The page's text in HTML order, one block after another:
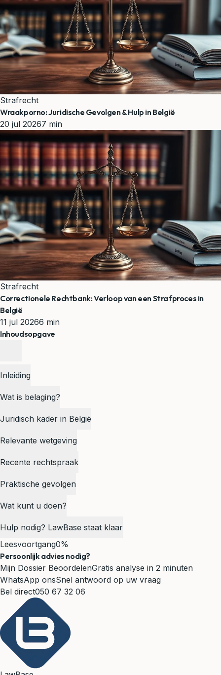
Strafrecht
Wraakporno: Juridische Gevolgen & Hulp in België
20 jul 20267 min
Strafrecht
Correctionele Rechtbank: Verloop van een Strafproces in
België
11 jul 20266 min
Inhoudsopgave
Inleiding
Wat is belaging?
Juridisch kader in België
Relevante wetgeving
Recente rechtspraak
Praktische gevolgen
Wat kunt u doen?
Hulp nodig? LawBase staat klaar
Leesvoortgang0%
Persoonlijk advies nodig?
Mijn Dossier BeoordelenGratis analyse in 2 minuten
WhatsApp onsSnel antwoord op uw vraag
Bel direct050 67 32 06